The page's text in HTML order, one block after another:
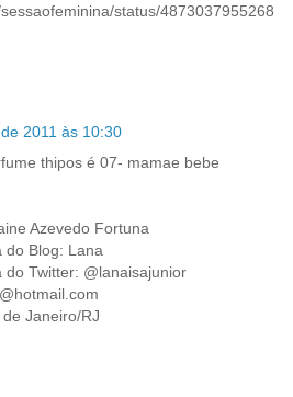
status/4873037955268
2011 às 10:30
thipos é 07- mamae bebe
Azevedo Fortuna
do Blog: Lana
do Twitter: @lanaisajunior
Janeiro/RJ